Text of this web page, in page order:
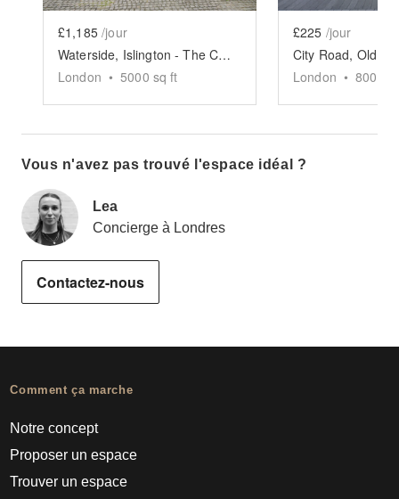
£1,185 /jour
Waterside, Islington - The Courtyard and Canal Space
London • 5000 sq ft
£225 /jour
London • 800
Vous n'avez pas trouvé l'espace idéal ?
Lea
Concierge à Londres
Contactez-nous
Comment ça marche
Notre concept
Proposer un espace
Trouver un espace